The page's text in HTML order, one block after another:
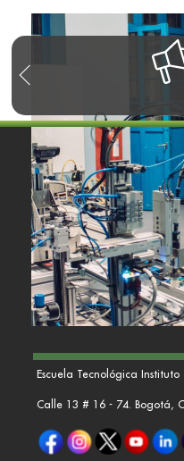
Escuela Tecnológica Instituto
Calle 13 # 16 - 74. Bogotá,